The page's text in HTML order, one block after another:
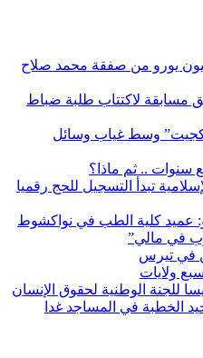
سبور يحقق 12 مليون يورو من صفقة محمد صلاح
مسابقة لاكتتاب طلبة ضباط
وسط غياب وسائل
سنوات .. ثم ماذا؟
تبدأ التسجيل للحج رقميا
عميد كلية الطب في نواكشوط
في مالي”
ولايات
للجنة الوطنية لحقوق الإنسان
الخطبة في المساجد غدا